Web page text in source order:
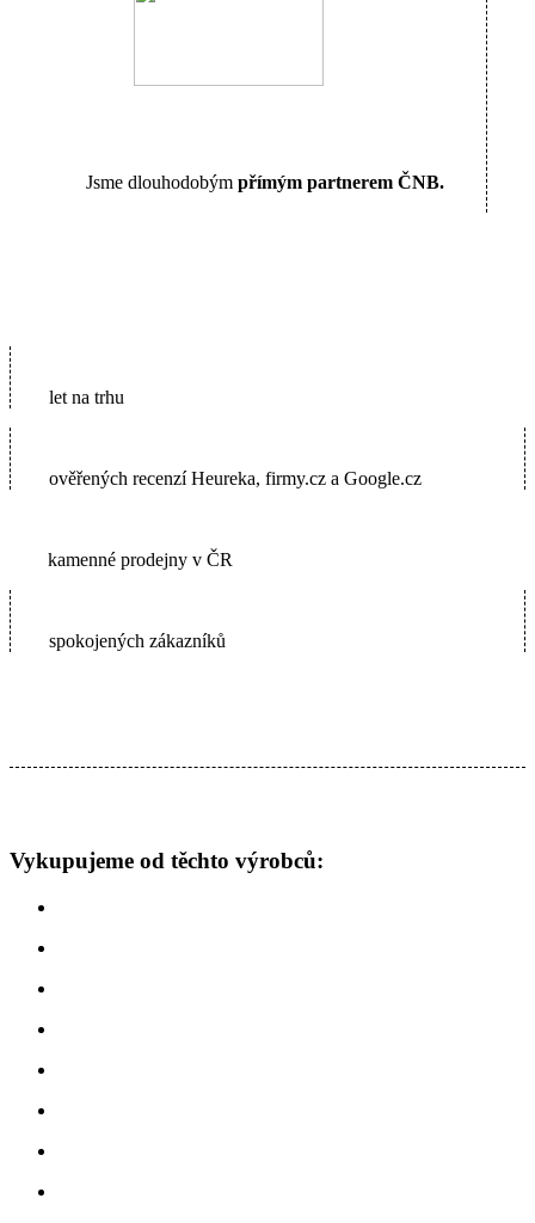
Jsme dlouhodobým přímým partnerem ČNB.
let na trhu
ověřených recenzí Heureka, firmy.cz a Google.cz
kamenné prodejny v ČR
spokojených zákazníků
Vykupujeme od těchto výrobců: